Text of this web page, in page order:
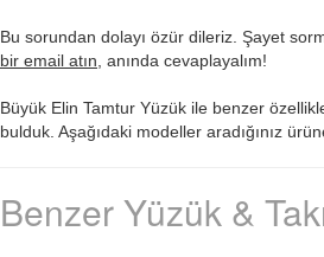
Bu sorundan dolayı özür dileriz. Şayet
bir email atın , anında cevaplayalım!
Büyük Elin Tamtur Yüzük ile benzer
bulduk. Aşağıdaki modeller aradığınız
Benzer Yüzük &